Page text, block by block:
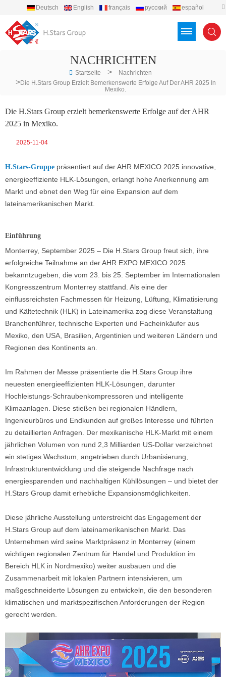
Deutsch English français русский
español
NACHRICHTEN
Startseite > Nachrichten
>Die H.Stars Group Erzielt Bemerkenswerte Erfolge Auf Der AHR 2025 In
Mexiko.
Die H.Stars Group erzielt bemerkenswerte Erfolge auf der AHR
2025 in Mexiko.
2025-11-04
H.Stars-Gruppe präsentiert auf der AHR MEXICO 2025 innovative,
energieeffiziente HLK-Lösungen, erlangt hohe Anerkennung am
Markt und ebnet den Weg für eine Expansion auf dem
lateinamerikanischen Markt.
Einführung
Monterrey, September 2025 – Die H.Stars Group freut sich, ihre
erfolgreiche Teilnahme an der AHR EXPO MEXICO 2025
bekanntzugeben, die vom 23. bis 25. September im Internationalen
Kongresszentrum Monterrey stattfand. Als eine der
einflussreichsten Fachmessen für Heizung, Lüftung, Klimatisierung
und Kältetechnik (HLK) in Lateinamerika zog diese Veranstaltung
Branchenführer, technische Experten und Facheinkäufer aus
Mexiko, den USA, Brasilien, Argentinien und weiteren Ländern und
Regionen des Kontinents an.
Im Rahmen der Messe präsentierte die H.Stars Group ihre
neuesten energieeffizienten HLK-Lösungen, darunter
Hochleistungs-Schraubenkompressoren und intelligente
Klimaanlagen. Diese stießen bei regionalen Händlern,
Ingenieurbüros und Endkunden auf großes Interesse und führten
zu detaillierten Anfragen. Der mexikanische HLK-Markt mit einem
jährlichen Volumen von rund 2,3 Milliarden US-Dollar verzeichnet
ein stetiges Wachstum, angetrieben durch Urbanisierung,
Infrastrukturentwicklung und die steigende Nachfrage nach
energiesparenden und nachhaltigen Kühllösungen – und bietet der
H.Stars Group damit erhebliche Expansionsmöglichkeiten.
Diese jährliche Ausstellung unterstreicht das Engagement der
H.Stars Group auf dem lateinamerikanischen Markt. Das
Unternehmen wird seine Marktpräsenz in Monterrey (einem
wichtigen regionalen Zentrum für Handel und Produktion im
Bereich HLK in Nordmexiko) weiter ausbauen und die
Zusammenarbeit mit lokalen Partnern intensivieren, um
maßgeschneiderte Lösungen zu entwickeln, die den besonderen
klimatischen und marktspezifischen Anforderungen der Region
gerecht werden.